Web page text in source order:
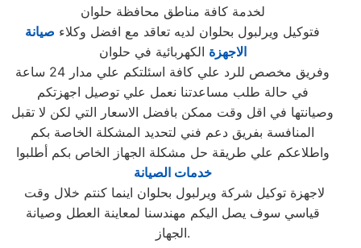
لخدمة كافة مناطق محافظة حلوان
فتوكيل ويرلبول بحلوان لديه تعاقد مع افضل وكلاء صيانة
الاجهزة الكهربائية في حلوان
وفريق مخصص للرد علي كافة اسئلتكم علي مدار 24 ساعة
في حالة طلب مساعدتنا نعمل علي توصيل اجهزتكم
وصيانتها في اقل وقت ممكن بافضل الاسعار التي لكن لا تقبل
المنافسة بفريق دعم فني لتحديد المشكلة الخاصة بكم
واطلاعكم علي طريقة حل مشكلة الجهاز الخاص بكم أطلبوا
خدمات الصيانة
قياسي سوف يصل اليكم مهندسنا لمعاينة العطل وصيانة
الجهاز.